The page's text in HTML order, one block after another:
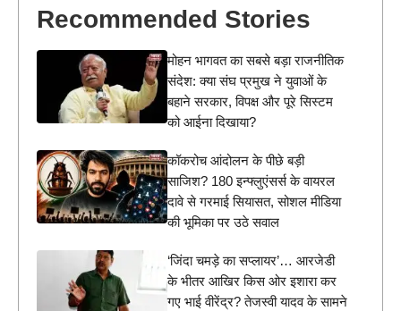
Recommended Stories
मोहन भागवत का सबसे बड़ा राजनीतिक
संदेश: क्या संघ प्रमुख ने युवाओं के
बहाने सरकार, विपक्ष और पूरे सिस्टम
को आईना दिखाया?
कॉकरोच आंदोलन के पीछे बड़ी
साजिश? 180 इन्फ्लुएंसर्स के वायरल
दावे से गरमाई सियासत, सोशल मीडिया
की भूमिका पर उठे सवाल
‘जिंदा चमड़े का सप्लायर’… आरजेडी
के भीतर आखिर किस ओर इशारा कर
गए भाई वीरेंद्र? तेजस्वी यादव के सामने